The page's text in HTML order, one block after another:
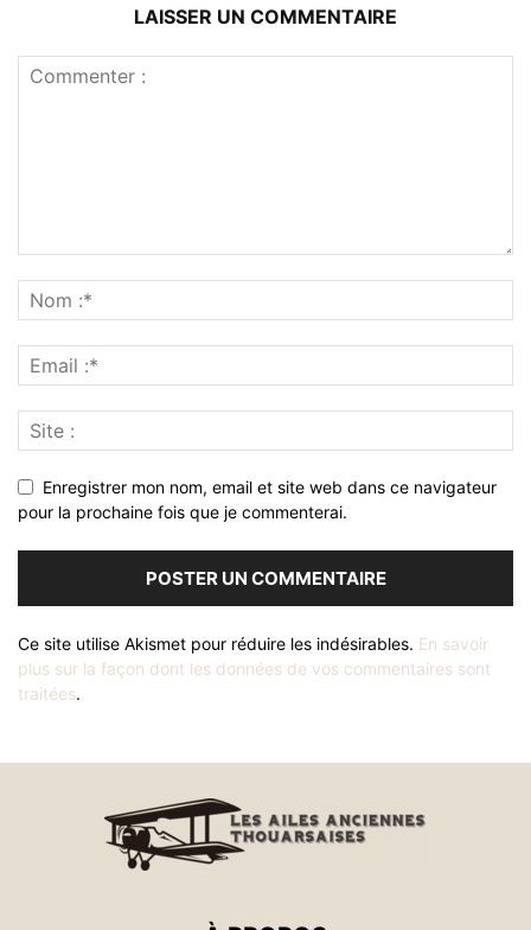
LAISSER UN COMMENTAIRE
Enregistrer mon nom, email et site web dans ce navigateur
pour la prochaine fois que je commenterai.
Ce site utilise Akismet pour réduire les indésirables. En savoir
plus sur la façon dont les données de vos commentaires sont
traitées.